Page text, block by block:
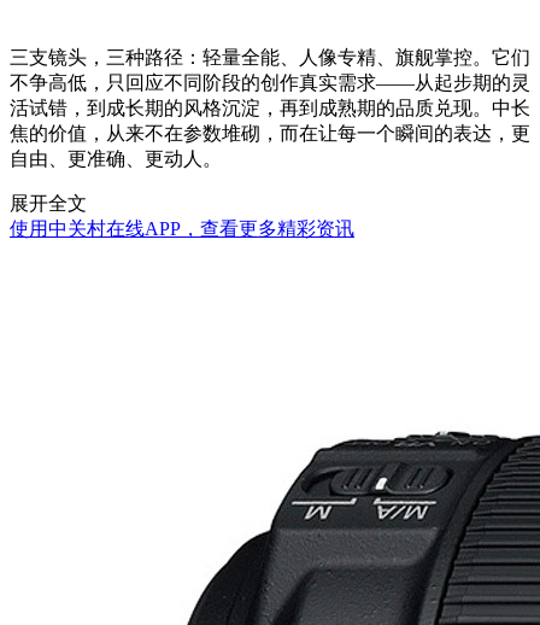
三支镜头，三种路径：轻量全能、人像专精、旗舰掌控。它们
不争高低，只回应不同阶段的创作真实需求——从起步期的灵
活试错，到成长期的风格沉淀，再到成熟期的品质兑现。中长
焦的价值，从来不在参数堆砌，而在让每一个瞬间的表达，更
自由、更准确、更动人。
展开全文
使用中关村在线APP，查看更多精彩资讯